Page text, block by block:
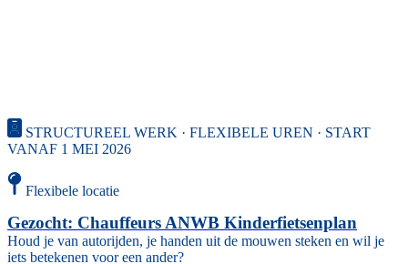
STRUCTUREEL WERK · FLEXIBELE UREN · START
VANAF 1 MEI 2026
Flexibele locatie
Gezocht: Chauffeurs ANWB Kinderfietsenplan
Houd je van autorijden, je handen uit de mouwen steken en wil je
iets betekenen voor een ander?